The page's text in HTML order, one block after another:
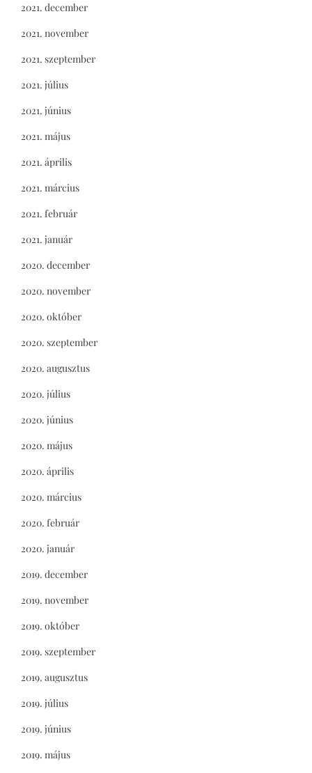
2021. december
2021. november
2021. szeptember
2021. július
2021. június
2021. május
2021. április
2021. március
2021. február
2021. január
2020. december
2020. november
2020. október
2020. szeptember
2020. augusztus
2020. július
2020. június
2020. május
2020. április
2020. március
2020. február
2020. január
2019. december
2019. november
2019. október
2019. szeptember
2019. augusztus
2019. július
2019. június
2019. május